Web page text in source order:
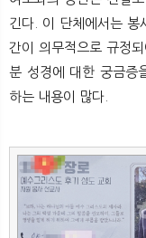
긴다. 이 단체에서는 봉
간이 의무적으로 규정
분 성경에 대한 궁금증
하는 내용이 많다.